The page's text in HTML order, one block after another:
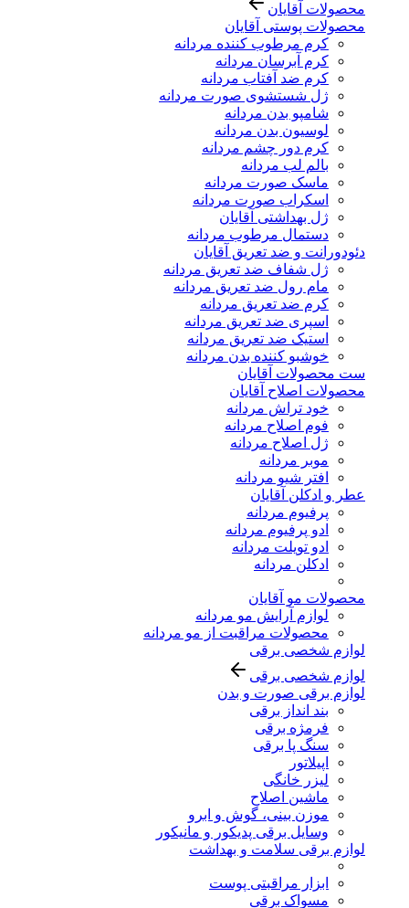
محصولات آقایان
محصولات پوستی آقایان
کرم مرطوب کننده مردانه
کرم آبرسان مردانه
کرم ضد آفتاب مردانه
ژل شستشوی صورت مردانه
شامپو بدن مردانه
لوسیون بدن مردانه
کرم دور چشم مردانه
بالم لب مردانه
ماسک صورت مردانه
اسکراب صورت مردانه
ژل بهداشتی آقایان
دستمال مرطوب مردانه
دئودورانت و ضد تعریق آقایان
ژل شفاف ضد تعریق مردانه
مام رول ضد تعریق مردانه
کرم ضد تعریق مردانه
اسپری ضد تعریق مردانه
استیک ضد تعریق مردانه
خوشبو کننده بدن مردانه
ست محصولات آقایان
محصولات اصلاح آقایان
خود تراش مردانه
فوم اصلاح مردانه
ژل اصلاح مردانه
موبر مردانه
افتر شیو مردانه
عطر و ادکلن آقایان
پرفیوم مردانه
ادو پرفیوم مردانه
ادو تویلت مردانه
ادکلن مردانه
محصولات مو آقایان
لوازم آرایش مو مردانه
محصولات مراقبت از مو مردانه
لوازم شخصی برقی
لوازم شخصی برقی
لوازم برقی صورت و بدن
بند انداز برقی
فرمژه برقی
سنگ پا برقی
اپیلاتور
لیزر خانگی
ماشین اصلاح
موزن بینی، گوش و ابرو
وسایل برقی پدیکور و مانیکور
لوازم برقی سلامت و بهداشت
ابزار مراقبتی پوست
مسواک برقی